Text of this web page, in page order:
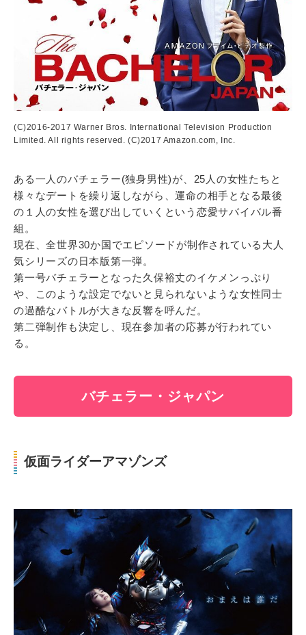
(C)2016-2017 Warner Bros. International Television Production
Limited. All rights reserved. (C)2017 Amazon.com, Inc.
ある一人のバチェラー(独身男性)が、25人の女性たちと
様々なデートを繰り返しながら、運命の相手となる最後
の１人の女性を選び出していくという恋愛サバイバル番
組。
現在、全世界30か国でエピソードが制作されている大人
気シリーズの日本版第一弾。
第一号バチェラーとなった久保裕丈のイケメンっぷり
や、このような設定でないと見られないような女性同士
の過酷なバトルが大きな反響を呼んだ。
第二弾制作も決定し、現在参加者の応募が行われてい
る。
バチェラー・ジャパン
仮面ライダーアマゾンズ